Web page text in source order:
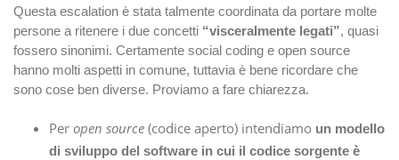
Questa escalation è stata talmente coordinata da portare molte
persone a ritenere i due concetti “visceralmente legati”, quasi
fossero sinonimi. Certamente social coding e open source
hanno molti aspetti in comune, tuttavia è bene ricordare che
sono cose ben diverse. Proviamo a fare chiarezza.
Per open source (codice aperto) intendiamo un modello
di sviluppo del software in cui il codice sorgente è